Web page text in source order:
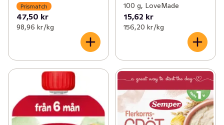
Prismatch
47,50 kr
98,96 kr /kg
100 g, LoveMade
15,62 kr
156,20 kr /kg